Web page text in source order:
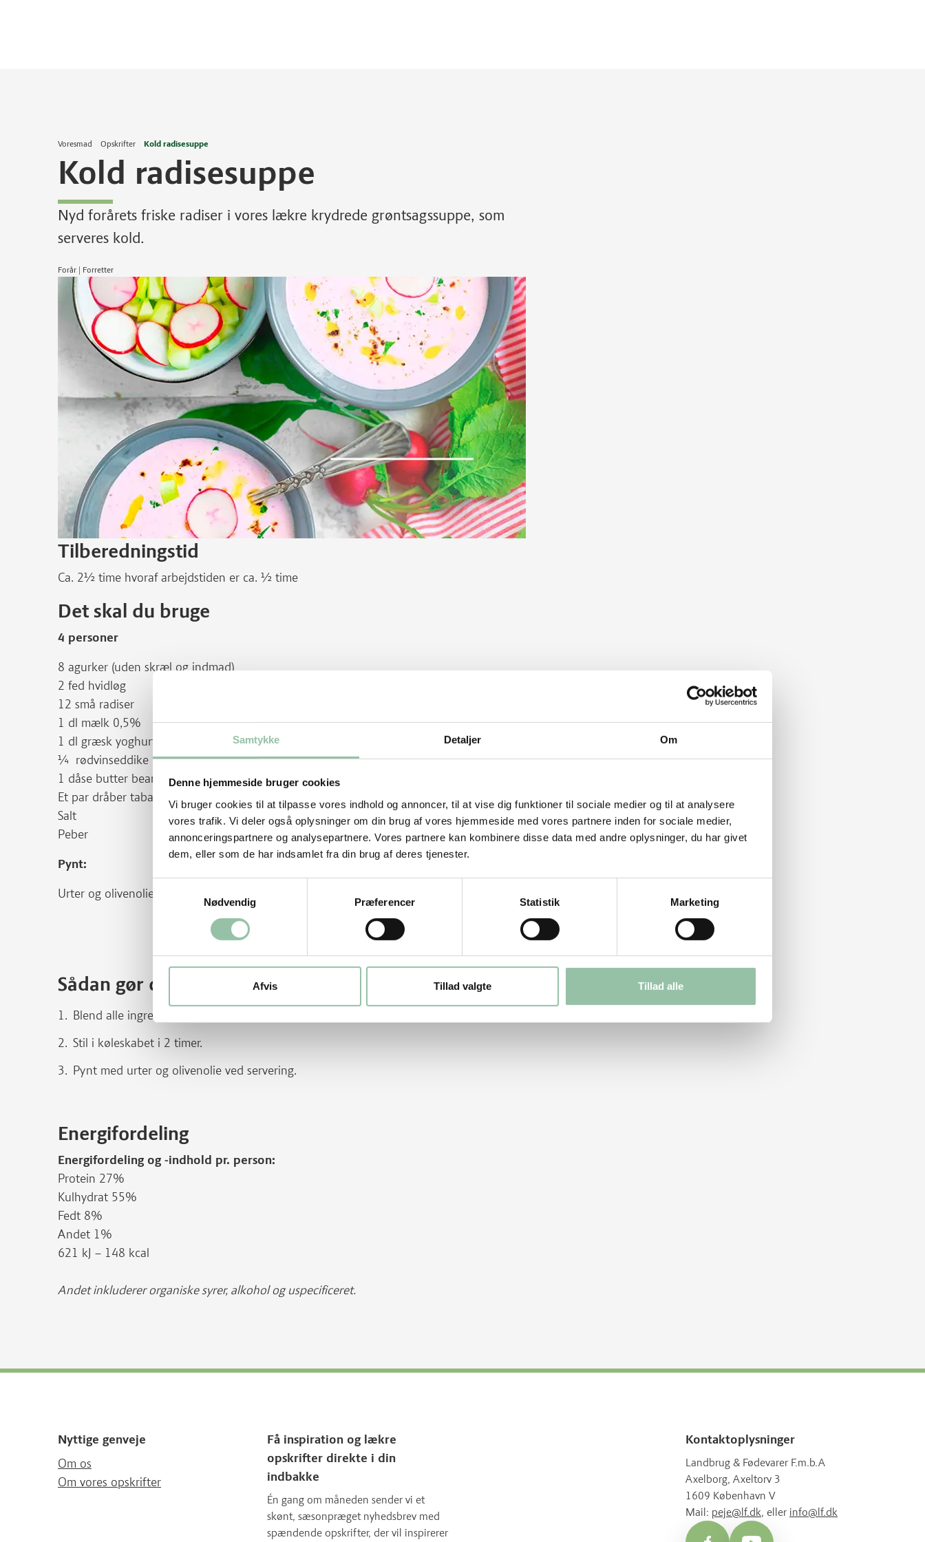
Samtykke Detaljer Om
Denne hjemmeside bruger cookies
Vi bruger cookies til at tilpasse vores indhold og annoncer, til at vise dig funktioner til sociale medier og til at analysere
vores trafik. Vi deler også oplysninger om din brug af vores hjemmeside med vores partnere inden for sociale medier,
annonceringspartnere og analysepartnere. Vores partnere kan kombinere disse data med andre oplysninger, du har givet
dem, eller som de har indsamlet fra din brug af deres tjenester.
Nødvendig
Præferencer Statistik Marketing
Afvis Tillad valgte Tillad alle
Voresmad Opskrifter Kold radisesuppe
Kold radisesuppe
Nyd forårets friske radiser i vores lækre krydrede grøntsagssuppe, som
serveres kold.
Forår | Forretter
Tilberedningstid
Ca. 2½ time hvoraf arbejdstiden er ca. ½ time
Det skal du bruge
4 personer
8 agurker (uden skræl og indmad)
2 fed hvidløg
12 små radiser
1 dl mælk 0,5%
1 dl græsk yoghurt 2%
¼ rødvinseddike
1 dåse butter beans
Et par dråber tabasco sauce
Salt
Peber
Pynt:
Urter og olivenolie
Sådan gør du
Blend alle ingredienserne i en blender.
Stil i køleskabet i 2 timer.
Pynt med urter og olivenolie ved servering.
Energifordeling
Energifordeling og -indhold pr. person:
Protein 27%
Kulhydrat 55%
Fedt 8%
Andet 1%
621 kJ – 148 kcal
Andet inkluderer organiske syrer, alkohol og uspecificeret.
Nyttige genveje
Om os
Om vores opskrifter
Få inspiration og lækre
opskrifter direkte i din
indbakke
Én gang om måneden sender vi et
skønt, sæsonpræget nyhedsbrev med
spændende opskrifter, der vil inspirerer
Kontaktoplysninger
Landbrug & Fødevarer F.m.b.A
Axelborg, Axeltorv 3
1609 København V
Mail: peje@lf.dk, eller info@lf.dk